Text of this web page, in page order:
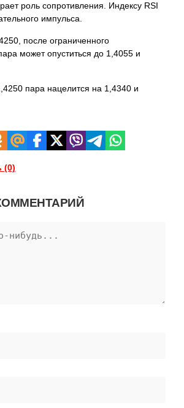
роль сопротивления. Индексу RSI
импульса.
после ограниченного
может опуститься до 1,4055 и
пара нацелится на 1,4340 и
(0)